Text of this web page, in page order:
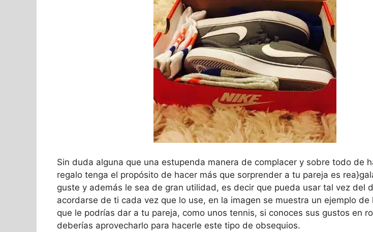
Sin duda alguna que una estupenda manera de complacer y sobre todo de
regalo tenga el propósito de hacer más que sorprender a tu pareja es
guste y además le sea de gran utilidad, es decir que pueda usar tal vez del
acordarse de ti cada vez que lo use, en la imagen se muestra un ejemplo de
que le podrías dar a tu pareja, como unos tennis, si conoces sus gustos en
deberías aprovecharlo para hacerle este tipo de obsequios.